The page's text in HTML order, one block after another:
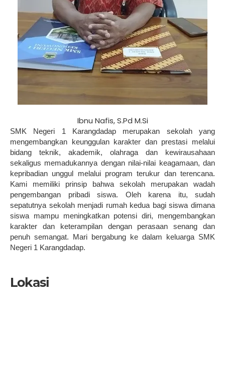
Ibnu Nafis, S.Pd M.Si
SMK Negeri 1 Karangdadap merupakan sekolah yang
mengembangkan keunggulan karakter dan prestasi melalui
bidang teknik, akademik, olahraga dan kewirausahaan
sekaligus memadukannya dengan nilai-nilai keagamaan, dan
kepribadian unggul melalui program terukur dan terencana.
Kami memiliki prinsip bahwa sekolah merupakan wadah
pengembangan pribadi siswa. Oleh karena itu, sudah
sepatutnya sekolah menjadi rumah kedua bagi siswa dimana
siswa mampu meningkatkan potensi diri, mengembangkan
karakter dan keterampilan dengan perasaan senang dan
penuh semangat. Mari bergabung ke dalam keluarga SMK
Negeri 1 Karangdadap.
Lokasi